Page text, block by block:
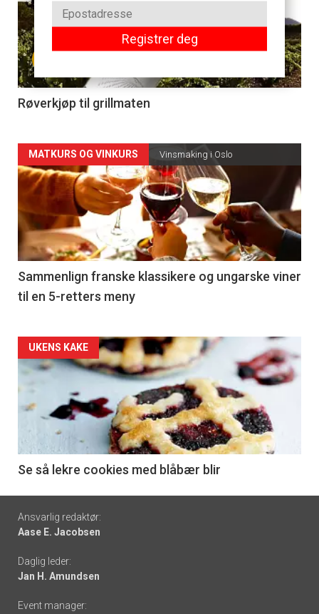
Registrer deg
akkurat
nå
-
4
+
Røverkjøp til grillmaten
Forsiden
akkurat
nå
-
5
MATKURS OG VINKURS Vinsmaking i Oslo
Sammenlign franske klassikere og ungarske viner
til en 5-retters meny
Forsiden
akkurat
nå
6
UKENS KAKE
Se så lekre cookies med blåbær blir
Footer
-
links
Ansvarlig redaktør:
Aase E. Jacobsen
Daglig leder:
Jan H. Amundsen
Event manager: